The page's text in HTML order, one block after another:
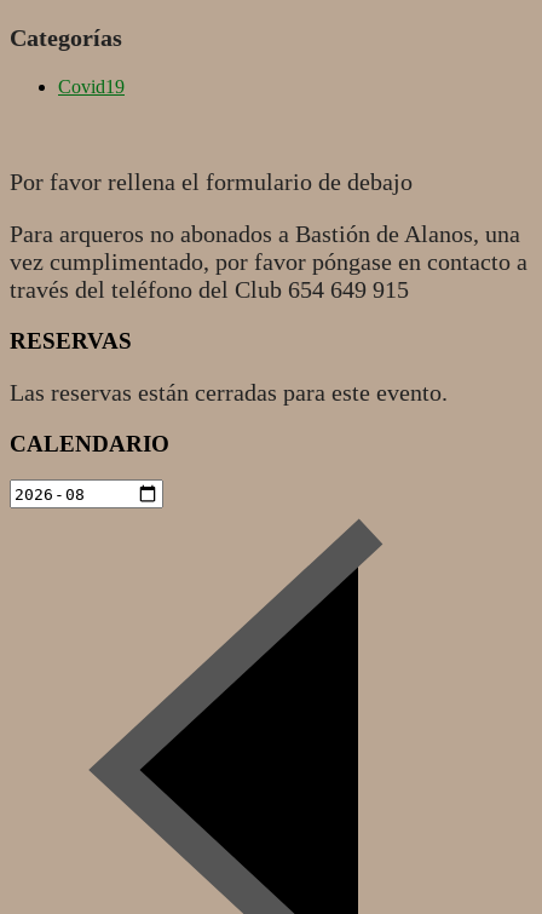
Categorías
Covid19
Por favor rellena el formulario de debajo
Para arqueros no abonados a Bastión de Alanos, una
vez cumplimentado, por favor póngase en contacto a
través del teléfono del Club 654 649 915
RESERVAS
Las reservas están cerradas para este evento.
2022-
05
CALENDARIO